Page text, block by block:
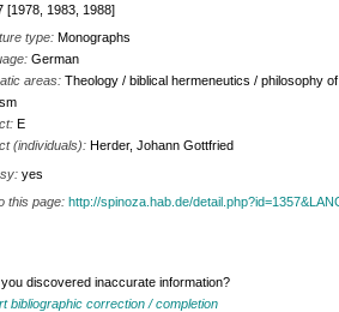
[1978, 1983, 1988]
type:Monographs
German
areas:Theology / biblical hermeneutics / philosophy
E
(individuals):Herder, Johann Gottfried
yes
this page:http://spinoza.hab.de/
discovered inaccurate information?
bibliographic correction / completion